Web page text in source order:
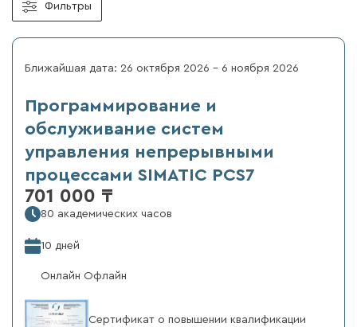
Фильтры
Ближайшая дата: 26 октября 2026 - 6 ноября 2026
Программирование и
обслуживание систем
управления непрерывными
процессами SIMATIC PCS7
701 000 ₸
80 академических часов
10 дней
Онлайн Офлайн
Сертификат о повышении квалификации